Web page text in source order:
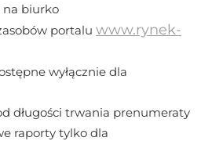
na biurko
portalu www.rynek-
wyłącznie dla
długości trwania prenumeraty
raporty tylko dla